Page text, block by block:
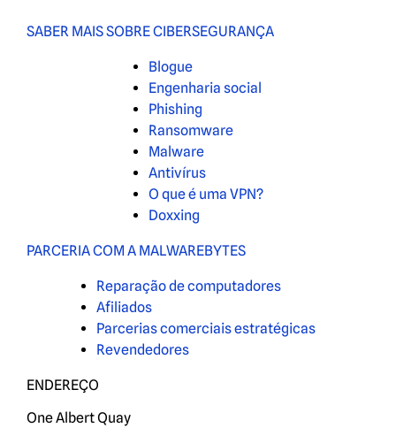
SABER MAIS SOBRE CIBERSEGURANÇA
Blogue
Engenharia social
Phishing
Ransomware
Malware
Antivírus
O que é uma VPN?
Doxxing
PARCERIA COM A MALWAREBYTES
Reparação de computadores
Afiliados
Parcerias comerciais estratégicas
Revendedores
ENDEREÇO
One Albert Quay